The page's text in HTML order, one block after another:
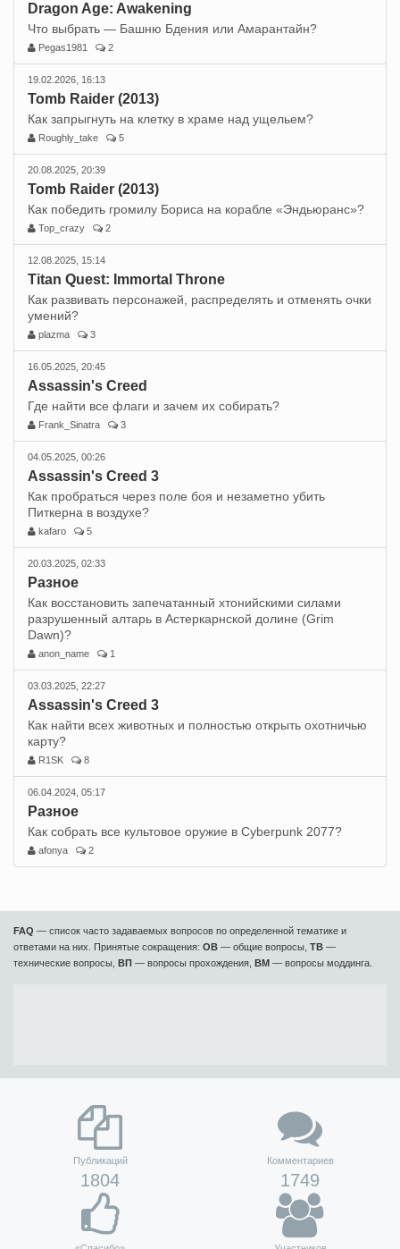
Dragon Age: Awakening
Что выбрать — Башню Бдения или Амарантайн?
Pegas1981 2
19.02.2026, 16:13
Tomb Raider (2013)
Как запрыгнуть на клетку в храме над ущельем?
Roughly_take 5
20.08.2025, 20:39
Tomb Raider (2013)
Как победить громилу Бориса на корабле «Эндьюранс»?
Top_crazy 2
12.08.2025, 15:14
Titan Quest: Immortal Throne
Как развивать персонажей, распределять и отменять очки
умений?
plazma 3
16.05.2025, 20:45
Assassin's Creed
Где найти все флаги и зачем их собирать?
Frank_Sinatra 3
04.05.2025, 00:26
Assassin's Creed 3
Как пробраться через поле боя и незаметно убить
Питкерна в воздухе?
kafaro 5
20.03.2025, 02:33
Разное
Как восстановить запечатанный хтонийскими силами
разрушенный алтарь в Астеркарнской долине (Grim
Dawn)?
anon_name 1
03.03.2025, 22:27
Assassin's Creed 3
Как найти всех животных и полностью открыть охотничью
карту?
R1SK 8
06.04.2024, 05:17
Разное
Как собрать все культовое оружие в Cyberpunk 2077?
afonya 2
FAQ — список часто задаваемых вопросов по определенной тематике и
ответами на них. Принятые сокращения: ОВ — общие вопросы, ТВ —
технические вопросы, ВП — вопросы прохождения, ВМ — вопросы моддинга.
Публикаций
1804
Комментариев
1749